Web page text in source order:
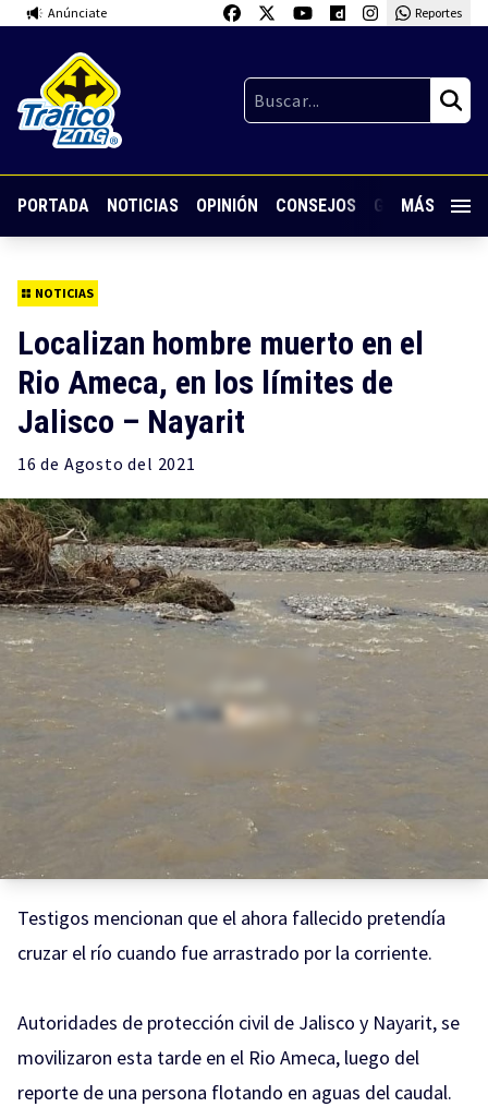
Anúnciate Reportes
PORTADA NOTICIAS OPINIÓN CONSEJOS GUARDIA
MÁS
NOTICIAS
Localizan hombre muerto en el
Rio Ameca, en los límites de
Jalisco – Nayarit
16 de Agosto del 2021
Testigos mencionan que el ahora fallecido pretendía
cruzar el río cuando fue arrastrado por la corriente.
Autoridades de protección civil de Jalisco y Nayarit, se
movilizaron esta tarde en el Rio Ameca, luego del
reporte de una persona flotando en aguas del caudal.